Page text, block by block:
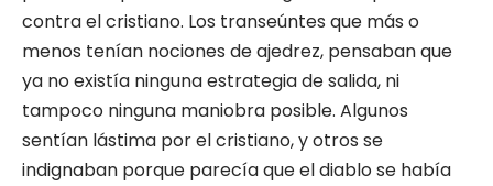
contra el cristiano. Los transeúntes que más o
menos tenían nociones de ajedrez, pensaban que
ya no existía ninguna estrategia de salida, ni
tampoco ninguna maniobra posible. Algunos
sentían lástima por el cristiano, y otros se
indignaban porque parecía que el diablo se había